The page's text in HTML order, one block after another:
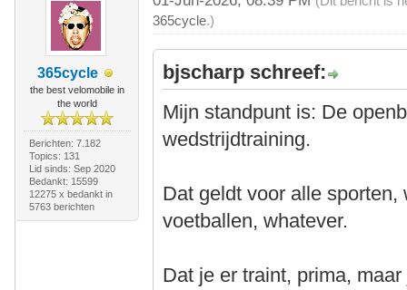
365cycle
the best velomobile in
the world
Berichten: 7.182
Topics: 131
Lid sinds: Sep 2020
Bedankt: 15599
12275 x bedankt in
5763 berichten
365cycle.)
bjscharp schreef:
Mijn standpunt is: De
wedstrijdtraining.
Dat geldt voor alle
voetballen, whatever.
Dat je er traint, prima,